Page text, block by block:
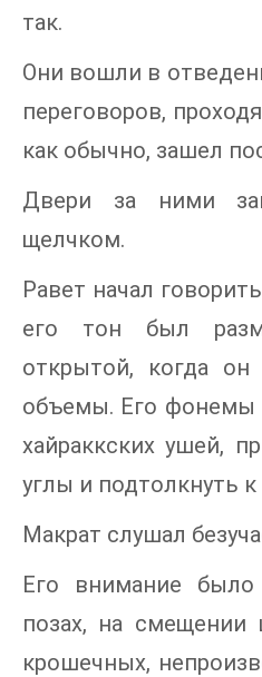
так.
Они вошли в
переговоров,
как обычно, зашел
Двери за ними
щелчком.
Равет начал
его тон был
открытой, когда он
объемы. Его фонемы
хайраккских ушей,
углы и подтолкнуть
Макрат слушал
Его внимание было
позах, на смещении
крошечных,